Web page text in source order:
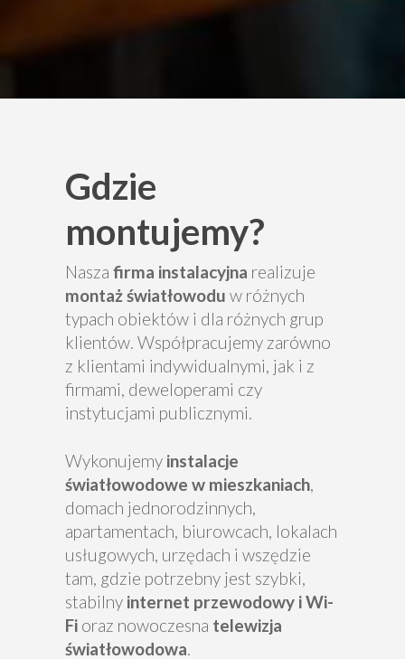
Gdzie
montujemy?
Nasza firma instalacyjna realizuje
montaż światłowodu w różnych
typach obiektów i dla różnych grup
klientów. Współpracujemy zarówno
z klientami indywidualnymi, jak i z
firmami, deweloperami czy
instytucjami publicznymi.
Wykonujemy instalacje
światłowodowe w mieszkaniach,
domach jednorodzinnych,
apartamentach, biurowcach, lokalach
usługowych, urzędach i wszędzie
tam, gdzie potrzebny jest szybki,
stabilny internet przewodowy i Wi-
Fioraz nowoczesna telewizja
światłowodowa.